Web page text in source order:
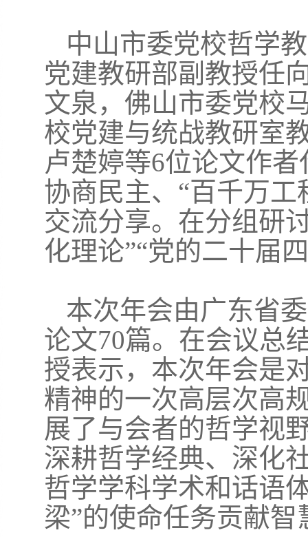
中山市委党校哲学
党建教研部副教授任
文泉，佛山市委党校
校党建与统战教研室
卢楚婷等6位论文作者
协商民主、“百千万
交流分享。在分组研
化理论”“党的二十届
本次年会由广东省
论文70篇。在会议总
授表示，本次年会是
精神的一次高层次高
展了与会者的哲学视
深耕哲学经典、深化
哲学学科学术和话语
梁”的使命任务贡献智